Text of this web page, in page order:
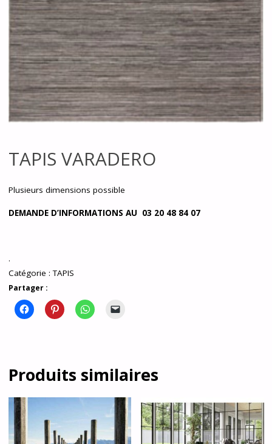
TAPIS VARADERO
Plusieurs dimensions possible
DEMANDE D’INFORMATIONS AU 03 20 48 84 07
.
Catégorie :TAPIS
Partager :
Produits similaires